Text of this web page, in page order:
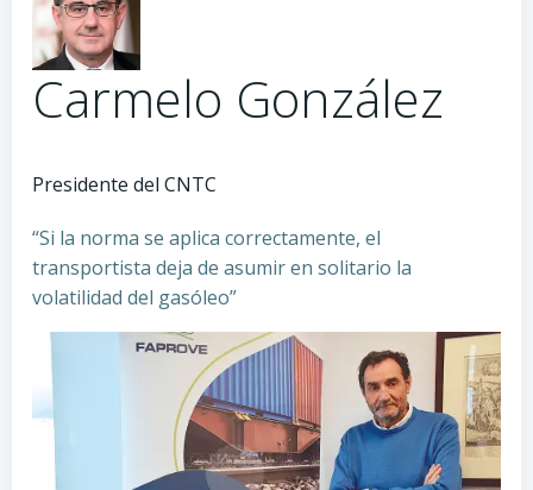
Carmelo González
Presidente del CNTC
“Si la norma se aplica correctamente, el
transportista deja de asumir en solitario la
volatilidad del gasóleo”